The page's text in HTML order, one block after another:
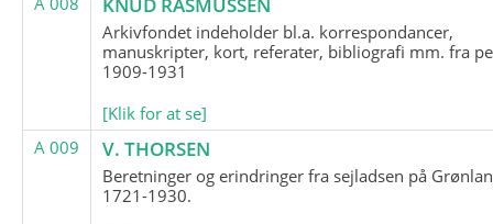
Arkivfondet indeholder bl.a. korrespondancer,
manuskripter, kort, referater, bibliografi mm. fra
1909-1931
[Klik for at se]
A 009
V. THORSEN
Beretninger og erindringer fra sejladsen på
1721-1930.